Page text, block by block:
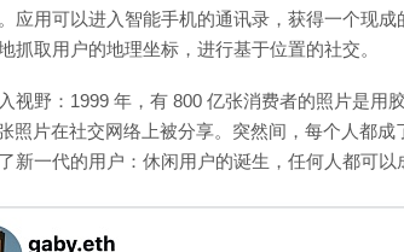
应用可以进入智能手机的通讯录，获得一个现
抓取用户的地理坐标，进行基于位置的社交。
视野：1999 年，有 800 亿张消费者的照片是
片在社交网络上被分享。突然间，每个人都成
新一代的用户：休闲用户的诞生，任何人都可以